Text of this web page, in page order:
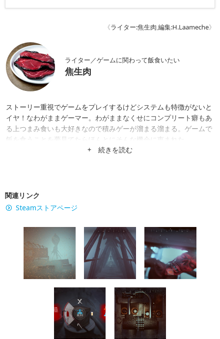
《ライター:焦生肉,編集:H.Laameche》
ライター／ゲームに関わって飯食いたい
焦生肉
ストーリー重視でゲームをプレイするけどシステムも特徴がないと
イヤ！なわがままゲーマー。わがままなくせにコンプリート癖もあ
る上つまみ食いも大好きなので積みゲーが溜まる溜まる。ゲームで
飯を食うことを夢見てたらほんとにそんな機会に恵まれた。
+ 続きを読む
関連リンク
Steamストアページ